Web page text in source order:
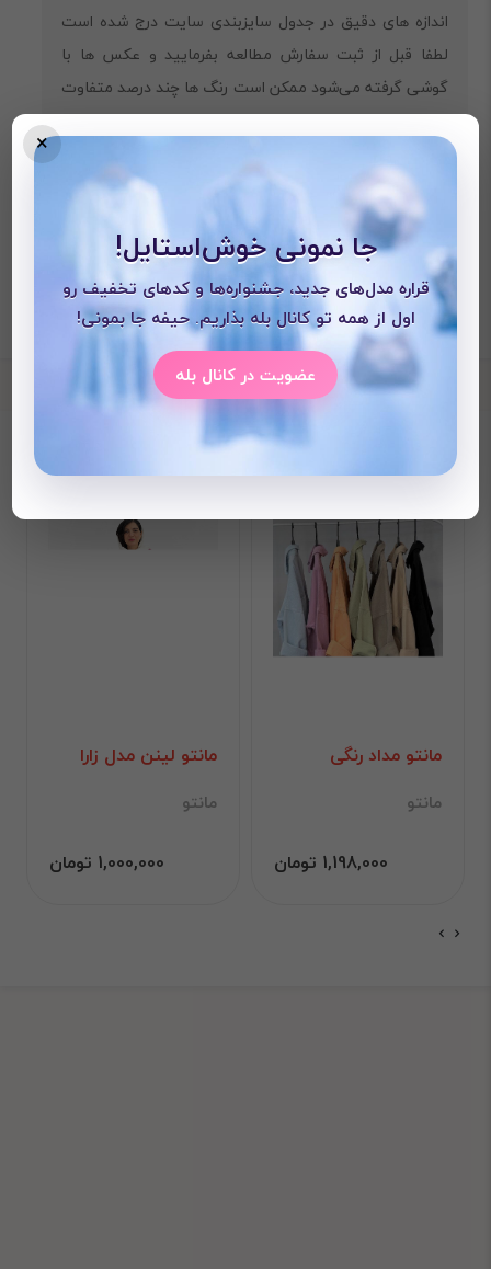
‎اندازه های دقیق در جدول سایزبندی سایت درج شده است
لطفا قبل از ثبت سفارش مطالعه بفرمایید و عکس ها با
گوشی گرفته می‌شود ممکن است رنگ ها چند درصد متفاوت
باشند
محصولات دیده شده
مانتو مداد رنگی
مانتو
1,198,000 تومان
مانتو لینن مدل زارا
مانتو
1,000,000 تومان
×
جا نمونی خوش‌استایل!
قراره مدل‌های جدید، جشنواره‌ها و کدهای تخفیف رو
اول از همه تو کانال بله بذاریم. حیفه جا بمونی!
عضویت در کانال بله